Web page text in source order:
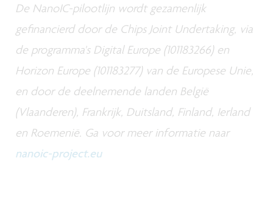
De NanoIC-pilootlijn wordt gezamenlijk
gefinancierd door de Chips Joint Undertaking, via
de programma's Digital Europe (101183266) en
Horizon Europe (101183277) van de Europese Unie,
en door de deelnemende landen België
(Vlaanderen), Frankrijk, Duitsland, Finland, Ierland
en Roemenië. Ga voor meer informatie naar
nanoic-project.eu